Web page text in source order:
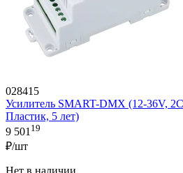
028415
Усилитель SMART-DMX (12-36V,
Пластик, 5 лет)
9 501 19
₽/шт